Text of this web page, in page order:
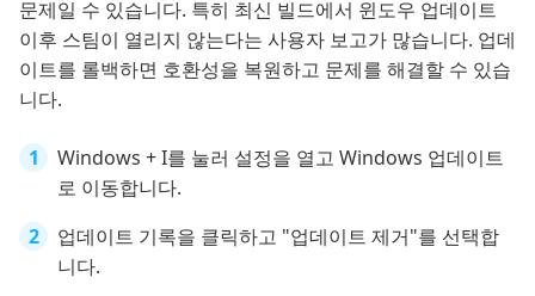
문제일 수 있습니다. 특히 최신 빌드에서 윈도우 업데이트
이후 스팀이 열리지 않는다는 사용자 보고가 많습니다. 업데
이트를 롤백하면 호환성을 복원하고 문제를 해결할 수 있습
니다.
Windows + I를 눌러 설정을 열고 Windows 업데이트
로 이동합니다.
업데이트 기록을 클릭하고 "업데이트 제거"를 선택합
니다.